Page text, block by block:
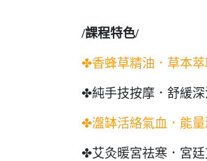
/課程特色/
✤香蜂草精油．草本
✤純手技按摩．舒緩
✤瀊缽活絡氣血．能量
✤艾灸暖宮祛寒．宮